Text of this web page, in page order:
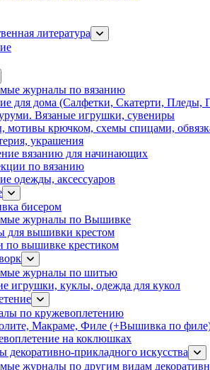
литература
журналы по вязанию
для дома (Салфетки, Скатерти, Пледы,
Вязаные игрушки, сувениры
мотивы крючком, схемы спицами,
украшения
вязанию для начинающих
по вязанию
одежды, аксессуаров
бисером
журналы по Вышивке
для вышивки крестом
по вышивке крестиком
журналы по шитью
игрушки, куклы, одежда для кукол
по кружевоплетению
Макраме, Филе (+Вышивка по
на коклюшках
декоративно-прикладного искусства
журналы по другим видам